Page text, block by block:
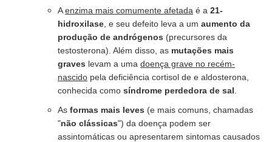
Aenzima mais comumente afetada é a 21-
hidroxilase , e seu defeito leva a um aumento da
produção de andrógenos (precursores da
testosterona). Além disso, as mutações mais
graves levam a uma doença grave no recém-
nascido pela deficiência cortisol de e aldosterona,
conhecida como síndrome perdedora de sal
As formas mais leves (e mais comuns, chamadas
"não clássicas") da doença podem ser
assintomáticas ou apresentarem sintomas causados